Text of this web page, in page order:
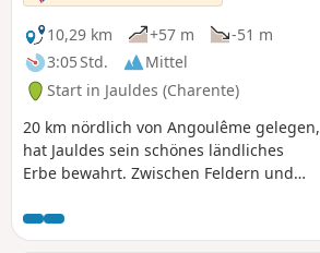
10,29 km
+57 m
-51 m
3:05 Std.
Mittel
Start in Jauldes (Charente)
20 km nördlich von Angoulême gelegen,
hat Jauldes sein schönes ländliches
Erbe bewahrt. Zwischen Feldern und
charmanten Dörfern mit ihren alten
Gebäuden aus typischen kleinen